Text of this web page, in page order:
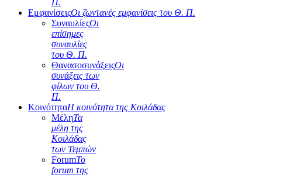
Π.
ΕμφανίσειςΟι ζωντανές εμφανίσεις του Θ. Π.
ΣυναυλίεςΟι
επίσημες
συναυλίες
του Θ. Π.
ΘανασοσυνάξειςΟι
συνάξεις των
φίλων του Θ.
Π.
ΚοινότηταΗ κοινότητα της Κοιλάδας
ΜέληΤα
μέλη της
Κοιλάδας
των Τεμπών
ForumΤο
forum της